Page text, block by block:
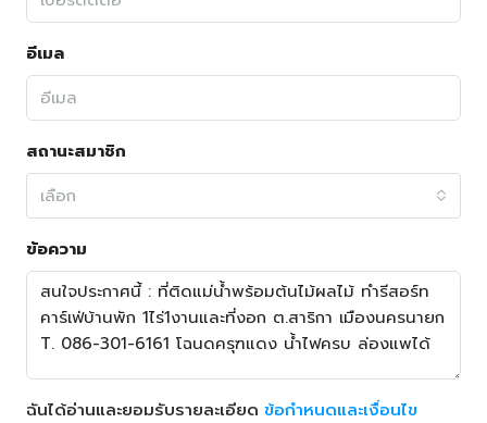
อีเมล
สถานะสมาชิก
เลือก
ข้อความ
ฉันได้อ่านและยอมรับรายละเอียด ข้อกำหนดและเงื่อนไข